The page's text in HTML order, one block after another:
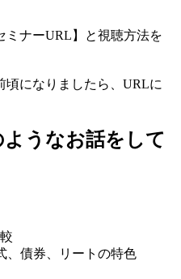
ミナーURL】と視聴方法を
頃になりましたら、URLに
うなお話をして
、債券、リートの特色